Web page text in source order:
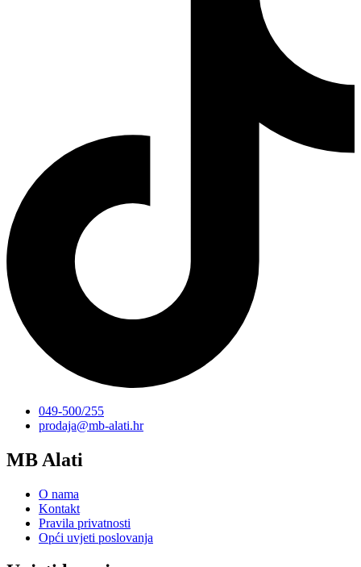
049-500/255
prodaja@mb-alati.hr
MB Alati
O nama
Kontakt
Pravila privatnosti
Opći uvjeti poslovanja